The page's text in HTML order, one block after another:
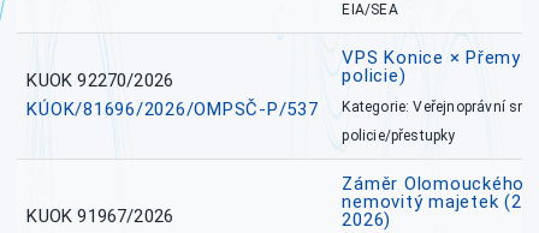
EIA/SEA
KUOK 92270/2026
KÚOK/81696/2026/OMPSČ-P/537
VPS Konice ×
policie)
Kategorie: Veřejnoprávní
policie/přestupky
KUOK 91967/2026
Záměr Olomouckého
nemovitý majetek
2026)